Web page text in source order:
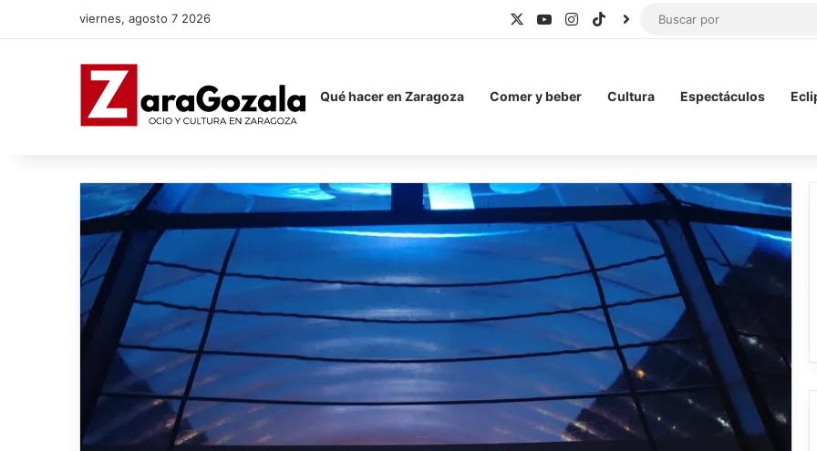
viernes, agosto 7 2026 YouTubeInstagram
TikTokBlueSky
Qué hacer en Zaragoza Comer y beber Cultura Espectáculos